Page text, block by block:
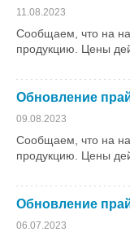
11.08.2023
Сообщаем, что на
продукцию. Цены
Обновление
09.08.2023
Сообщаем, что на
продукцию. Цены
Обновление
06.07.2023